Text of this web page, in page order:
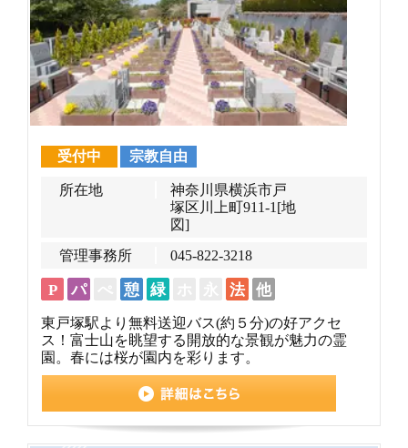
受付中 宗教自由
所在地
神奈川県横浜市戸
塚区川上町911-1 [地
図]
管理事務所
045-822-3218
P パ 憩 緑 法 他
東戸塚駅より無料送迎バス(約５分)の好アクセ
ス！富士山を眺望する開放的な景観が魅力の霊
園。春には桜が園内を彩ります。